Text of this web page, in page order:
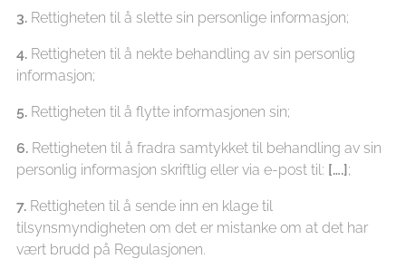
3. Rettigheten til å slette sin personlige informasjon;
4. Rettigheten til å nekte behandling av sin personlig
informasjon;
5. Rettigheten til å flytte informasjonen sin;
6. Rettigheten til å fradra samtykket til behandling av sin
personlig informasjon skriftlig eller via e-post til: [….];
7. Rettigheten til å sende inn en klage til
tilsynsmyndigheten om det er mistanke om at det har
vært brudd på Regulasjonen.